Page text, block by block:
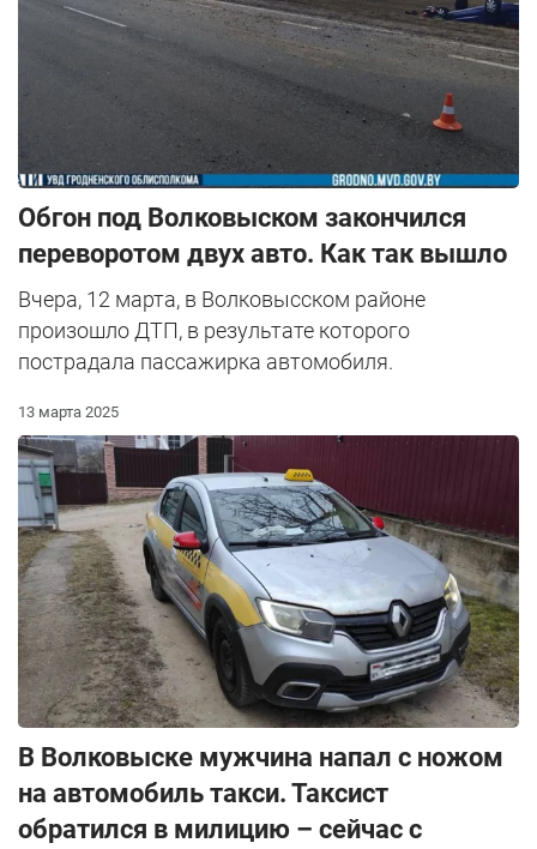
Обгон под Волковыском закончился
переворотом двух авто. Как так вышло
Вчера, 12 марта, в Волковысском районе
произошло ДТП, в результате которого
пострадала пассажирка автомобиля.
13 марта 2025
В Волковыске мужчина напал с ножом
на автомобиль такси. Таксист
обратился в милицию – сейчас с